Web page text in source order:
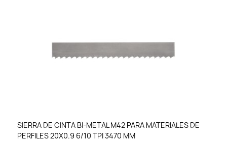
SIERRA DE CINTA BI-METAL M42 PARA MATERIALES DE
PERFILES 20X0.9 6/10 TPI 3470 MM